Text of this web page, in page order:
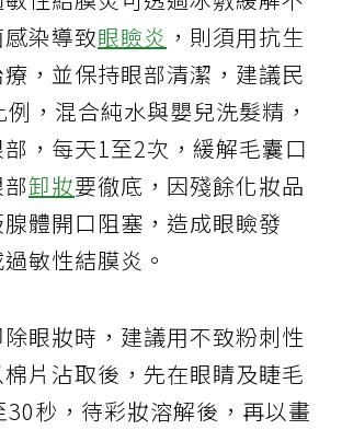
染導致眼瞼炎 ，則須用抗生
，並保持眼部清潔，建議民
，混合純水與嬰兒洗髮精，
，每天1至2次，緩解毛囊口
卸妝要徹底，因殘餘化妝品
體開口阻塞，造成眼瞼發
過敏性結膜炎。
眼妝時，建議用不致粉刺性
片沾取後，先在眼睛及睫毛
秒，待彩妝溶解後，再以畫